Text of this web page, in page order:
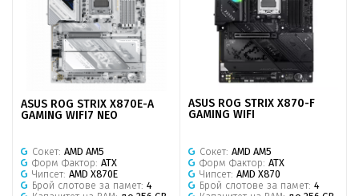
ASUS ROG STRIX X870E-A
GAMING WIFI7 NEO
Сокет: AMD AM5
Форм Фактор: ATX
Чипсет: AMD X870E
Брой слотове за памет: 4
ASUS ROG STRIX X870-F
GAMING WIFI
Сокет: AMD AM5
Форм Фактор: ATX
Чипсет: AMD X870
Брой слотове за памет: 4